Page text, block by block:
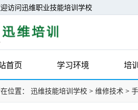
访问迅维职业技能培训学校
首页 学习环境 培
位置： 迅维技能培训学校 > 维修技术 >